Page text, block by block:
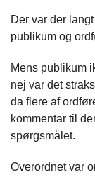
Der var der
publikum og
Mens publikum
nej var det
da flere af
kommentar til
spørgsmålet.
Overordnet var